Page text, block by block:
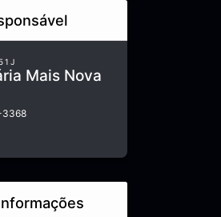
Mais Nova